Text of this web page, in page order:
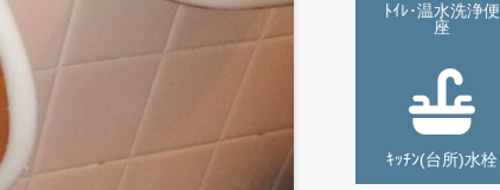
ﾄｲﾚ･温水洗浄便
座
ｷｯﾁﾝ(台所)水栓